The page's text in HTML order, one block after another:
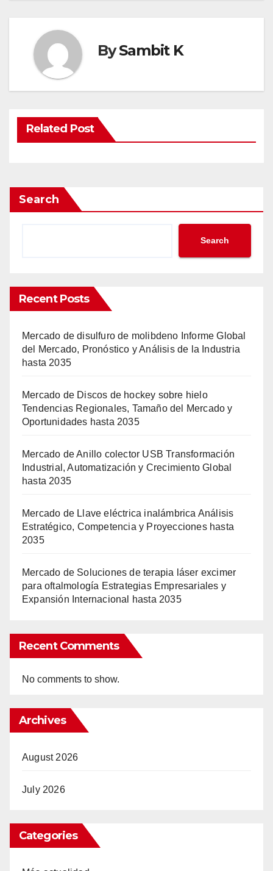
BySambit K
Related Post
Search
Search
Recent Posts
Mercado de disulfuro de molibdeno Informe Global
del Mercado, Pronóstico y Análisis de la Industria
hasta 2035
Mercado de Discos de hockey sobre hielo
Tendencias Regionales, Tamaño del Mercado y
Oportunidades hasta 2035
Mercado de Anillo colector USB Transformación
Industrial, Automatización y Crecimiento Global
hasta 2035
Mercado de Llave eléctrica inalámbrica Análisis
Estratégico, Competencia y Proyecciones hasta
2035
Mercado de Soluciones de terapia láser excimer
para oftalmología Estrategias Empresariales y
Expansión Internacional hasta 2035
Recent Comments
No comments to show.
Archives
August 2026
July 2026
Categories